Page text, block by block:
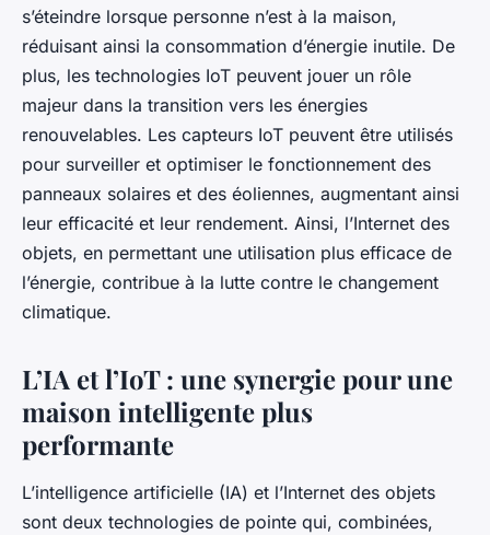
s’éteindre lorsque personne n’est à la maison,
réduisant ainsi la consommation d’énergie inutile. De
plus, les technologies IoT peuvent jouer un rôle
majeur dans la transition vers les énergies
renouvelables. Les capteurs IoT peuvent être utilisés
pour surveiller et optimiser le fonctionnement des
panneaux solaires et des éoliennes, augmentant ainsi
leur efficacité et leur rendement. Ainsi, l’Internet des
objets, en permettant une utilisation plus efficace de
l’énergie, contribue à la lutte contre le changement
climatique.
L’IA et l’IoT : une synergie pour une
maison intelligente plus
performante
L’intelligence artificielle (IA) et l’Internet des objets
sont deux technologies de pointe qui, combinées,